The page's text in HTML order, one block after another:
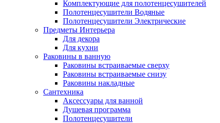
Комплектующие для полотенцесушителей
Полотенцесушители Водяные
Полотенцесушители Электрические
Предметы Интерьера
Для декора
Для кухни
Раковины в ванную
Раковины встраиваемые сверху
Раковины встраиваемые снизу
Раковины накладные
Сантехника
Аксессуары для ванной
Душевая программа
Полотенцесушители